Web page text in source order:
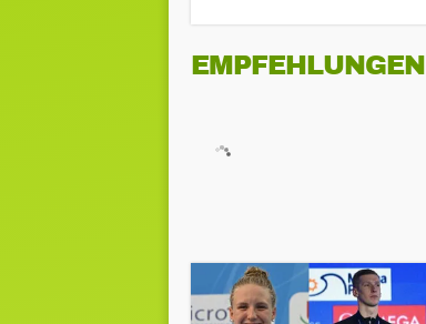
EMPFEHLUNGEN